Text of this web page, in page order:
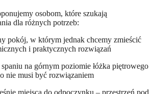
osobom, które szukają
dla różnych potrzeb:
pokój, w którym jednak chcemy zmieścić
i praktycznych rozwiązań
na górnym poziomie łóżka piętrowego
nie musi być rozwiązaniem
miejsca do odpoczynku – przestrzeń pod